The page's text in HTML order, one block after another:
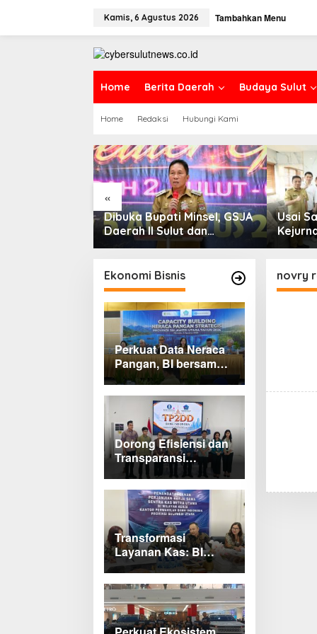
w
Kamis, 6 Agustus 2026 Tambahkan Menu
Home Berita Daerah Budaya Sulut
Home Redaksi Hubungi Kami
«
Dibuka Bupati Minsel, GSJA
Daerah II Sulut dan
Gorontalo Sukses Gelar
Usai
Gelar
di
Ekonomi Bisnis
Perkuat Data Neraca
Pangan, BI bersama
Pemprov Sulut Genjot
Stabilitas Harga dan
Kendalikan Inflasi
Dorong Efisiensi dan
Transparansi
Keuangan, Sitaro
Percepat Laju
Digitalisasi Transaksi
Bersama BI Sulut
Transformasi
Layanan Kas: BI
Sulut Bersama
Mandiri dan SulutGo
Luncurkan Sentra
Kas Mitra Utama,
Jangkau Wilayah
novry